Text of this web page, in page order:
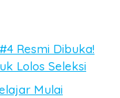
Resmi Dibuka!
Lolos Seleksi
Mulai